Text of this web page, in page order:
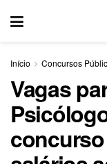
Início Concursos
Vagas